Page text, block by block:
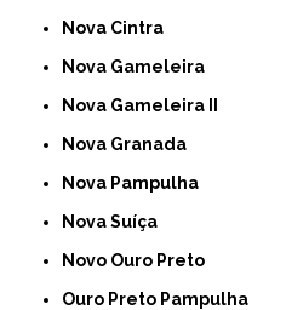
Nova Cintra
Nova Gameleira
Nova Gameleira II
Nova Granada
Nova Pampulha
Nova Suíça
Novo Ouro Preto
Ouro Preto Pampulha